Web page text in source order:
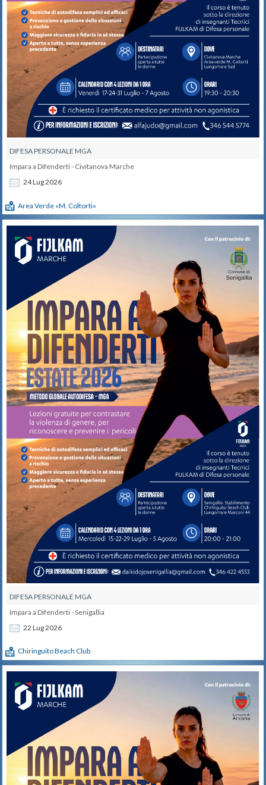
DIFESA PERSONALE MGA
24Lug2026
Impara a Difenderti - Civitanova Marche
Area Verde «M. Coltorti»
DIFESA PERSONALE MGA
22 Lug2026
Impara a Difenderti - Senigallia
Chiringuito Beach Club